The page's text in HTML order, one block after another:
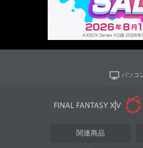
パソコ
関連商品